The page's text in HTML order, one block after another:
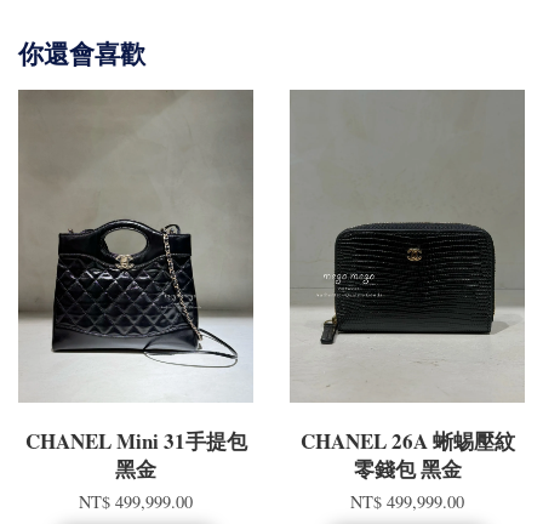
你還會喜歡
CHANEL Mini 31手提包
黑金
NT$ 499,999.00
CHANEL 26A 蜥蜴壓紋
零錢包 黑金
NT$ 499,999.00